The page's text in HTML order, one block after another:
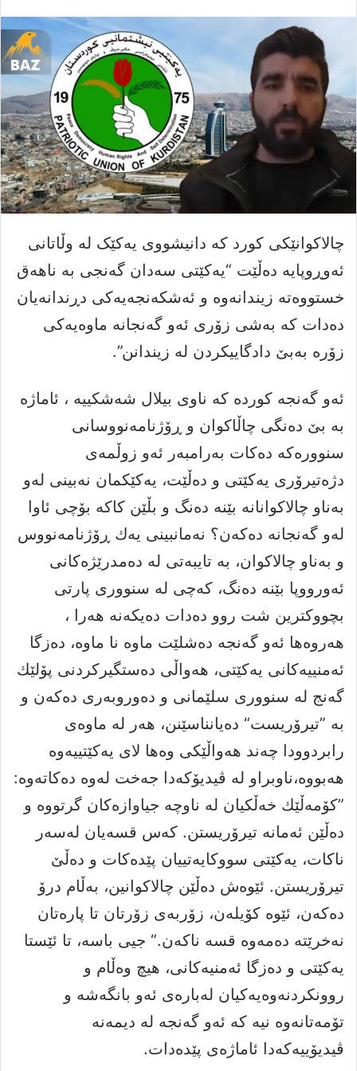
چالاکوانێکی کورد کە دانیشووی یەکێک لە وڵاتانی
ئەوڕوپایە دەڵێت “یەکێتی سەدان گەنجی بە ناهەق
خستووەتە زیندانەوە و ئەشكەنجەیەكی دڕندانەیان
دەدات كە بەشی زۆری ئەو گەنجانە ماوەیەكی
زۆرە بەبێ دادگاییكردن لە زیندانن”.
ئەو گەنجە کوردە کە ناوی بیلال شەشکییە ، ئاماژە
بە بێ دەنگی چاڵاکوان و ڕۆژنامەنووسانی
سنوورەکە دەکات بەرامبەر ئەو زوڵمەی
دژەتیرۆری یەکێتی و دەڵێت، یەكێكمان نەبینی لەو
بەناو چالاكوانانە بێنە دەنگ و بڵێن كاكە بۆچی ئاوا
لەو گەنجانە دەكەن؟ نەمانبینی یەك ڕۆژنامەنووس
و بەناو چالاكوان، بە تایبەتی لە دەمدرێژەكانی
ئەورووپا بێنە دەنگ، كەچی لە سنووری پارتی
بچووكترین شت روو دەدات دەیكەنە هەرا ،
هەروەها ئەو گەنجە دەشلێت ماوە نا ماوە، دەزگا
ئەمنییەكانی یەكێتی، هەواڵی دەستگیركردنی پۆلێك
گەنج لە سنووری سلێمانی و دەوروبەری دەكەن و
بە ”تیرۆریست“ دەیانناسێنن، هەر لە ماوەی
رابردوودا چەند هەواڵێكی وەها لای یەكێتییەوە
هەبووە،ناوبراو لە ڤیدیۆكەدا جەخت لەوە دەكاتەوە:
”كۆمەڵێك خەڵكیان لە ناوچە جیاوازەكان گرتووە و
دەڵێن ئەمانە تیرۆریستن. كەس قسەیان لەسەر
ناكات، یەكێتی سووكایەتییان پێدەكات و دەڵێ
تیرۆریستن. ئێوەش دەڵێن چالاكوانین، بەڵام درۆ
دەكەن، ئێوە كۆیلەن، زۆربەی زۆرتان تا پارەتان
نەخرێتە دەمەوە قسە ناكەن.“ جیی باسە، تا ئێستا
یەكێتی و دەزگا ئەمنیەكانی، هیچ وەڵام و
روونكردنەوەیەكیان لەبارەی ئەو بانگەشە و
تۆمەتانەوە نیە كە ئەو گەنجە لە دیمەنە
ڤیدیۆییەكەدا ئاماژەی پێدەدات.